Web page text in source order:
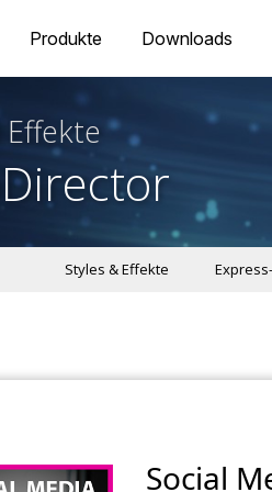
Produkte Downloads
Styles & Effekte
Social